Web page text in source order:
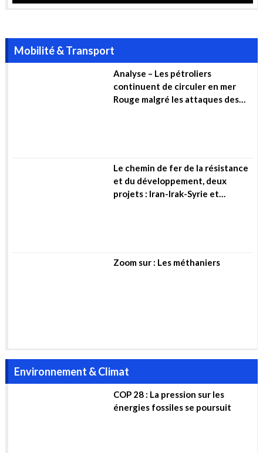
Mobilité & Transport
Analyse – Les pétroliers
continuent de circuler en mer
Rouge malgré les attaques des
Le chemin de fer de la résistance
et du développement, deux
projets : Iran-Irak-Syrie et
Zoom sur : Les méthaniers
Environnement & Climat
COP 28 : La pression sur les
énergies fossiles se poursuit